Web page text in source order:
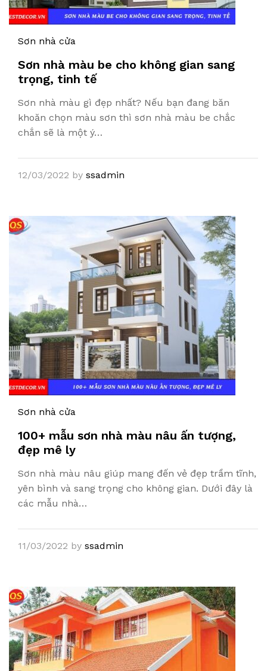
Sơn nhà cửa
Sơn nhà màu be cho không gian sang
trọng, tinh tế
Sơn nhà màu gì đẹp nhất? Nếu bạn đang băn
khoăn chọn màu sơn thì sơn nhà màu be chắc
chắn sẽ là một ý…
12/03/2022 by ssadmin
Sơn nhà cửa
100+ mẫu sơn nhà màu nâu ấn tượng,
đẹp mê ly
Sơn nhà màu nâu giúp mang đến vẻ đẹp trầm tĩnh,
yên bình và sang trọng cho không gian. Dưới đây là
các mẫu nhà…
11/03/2022 by ssadmin